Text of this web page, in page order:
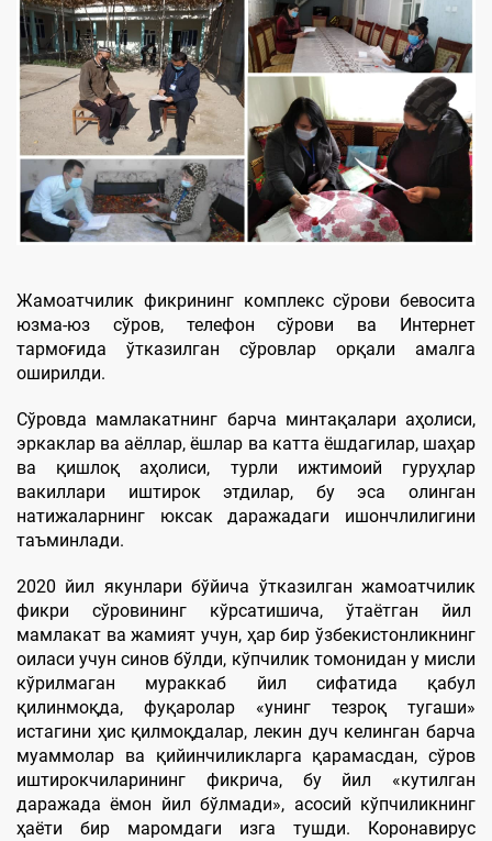
Жамоатчилик фикрининг комплекс сўрови бевосита
юзма-юз сўров, телефон сўрови ва Интернет
тармоғида ўтказилган сўровлар орқали амалга
оширилди.
Сўровда мамлакатнинг барча минтақалари аҳолиси,
эркаклар ва аёллар, ёшлар ва катта ёшдагилар, шаҳар
ва қишлоқ аҳолиси, турли ижтимоий гуруҳлар
вакиллари иштирок этдилар, бу эса олинган
натижаларнинг юксак даражадаги ишончлилигини
таъминлади.
2020 йил якунлари бўйича ўтказилган жамоатчилик
фикри сўровининг кўрсатишича, ўтаётган йил
мамлакат ва жамият учун, ҳар бир ўзбекистонликнинг
оиласи учун синов бўлди, кўпчилик томонидан у мисли
кўрилмаган мураккаб йил сифатида қабул
қилинмоқда, фуқаролар «унинг тезроқ тугаши»
истагини ҳис қилмоқдалар, лекин дуч келинган барча
муаммолар ва қийинчиликларга қарамасдан, сўров
иштирокчиларининг фикрича, бу йил «кутилган
даражада ёмон йил бўлмади», асосий кўпчиликнинг
ҳаёти бир маромдаги изга тушди. Коронавирус